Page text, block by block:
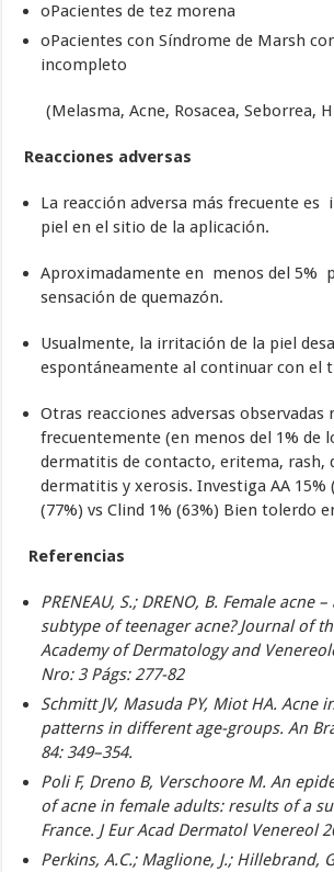
oPacientes de tez morena
oPacientes con Síndrome de Marsh
incompleto
(Melasma, Acne, Rosacea, Seborrea,
Reacciones adversas
La reacción adversa más frecuente es
piel en el sitio de la aplicación.
Aproximadamente en menos del 5%
sensación de quemazón.
Usualmente, la irritación de la piel
espontáneamente al continuar con el
Otras reacciones adversas observadas
frecuentemente (en menos del 1% de
dermatitis de contacto, eritema, rash,
dermatitis y xerosis. Investiga AA 15%
(77%) vs Clind 1% (63%) Bien tolerdo
Referencias
PRENEAU, S.; DRENO, B. Female acne
subtype of teenager acne? Journal of
Academy of Dermatology and
Nro: 3 Págs: 277-82
Schmitt JV, Masuda PY, Miot HA. Acne
patterns in different age-groups. An
84: 349–354.
Poli F, Dreno B, Verschoore M. An
of acne in female adults: results of a
France. J Eur Acad Dermatol Venereol
Perkins, A.C.; Maglione, J.; Hillebrand,